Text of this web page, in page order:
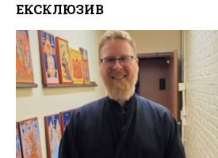
ЕКСКЛЮЗИВ